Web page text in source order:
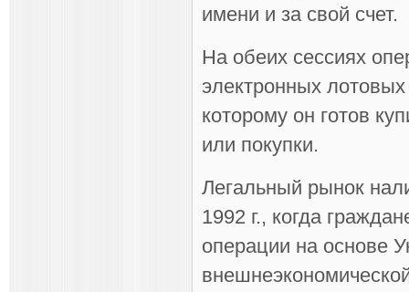
имени и за свой счет.
На обеих сессиях
электронных
которому он готов
или покупки.
Легальный рынок
1992 г., когда
операции на основе